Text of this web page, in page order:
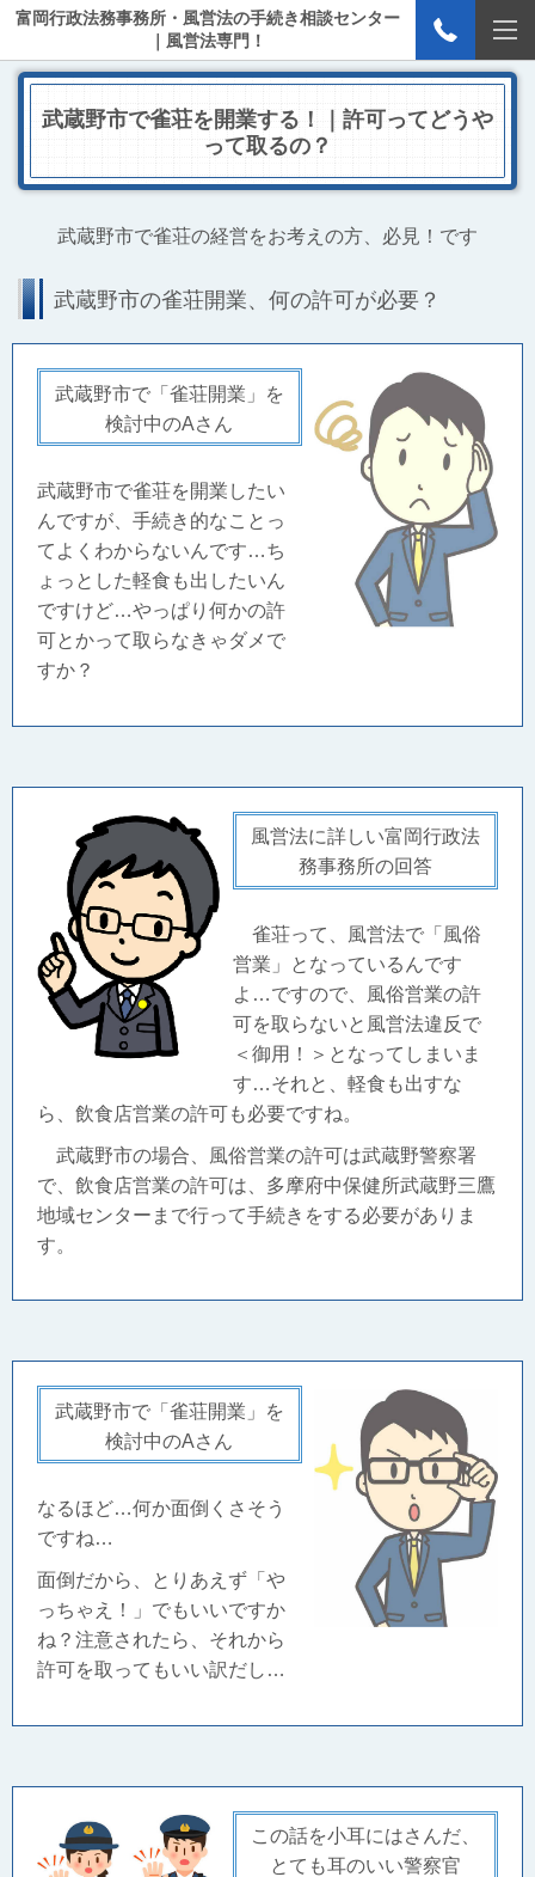
富岡行政法務事務所・風営法の手続き相談センター
｜風営法専門！
武蔵野市で雀荘を開業する！｜許可ってどうや
って取るの？
武蔵野市で雀荘の経営をお考えの方、必見！です
武蔵野市の雀荘開業、何の許可が必要？
武蔵野市で「雀荘開業」を
検討中のAさん
武蔵野市で雀荘を開業したい
んですが、手続き的なことっ
てよくわからないんです…ち
ょっとした軽食も出したいん
ですけど…やっぱり何かの許
可とかって取らなきゃダメで
すか？
風営法に詳しい富岡行政法
務事務所の回答
雀荘って、風営法で「風俗
営業」となっているんです
よ…ですので、風俗営業の許
可を取らないと風営法違反で
＜御用！＞となってしまいま
す…それと、軽食も出すな
ら、飲食店営業の許可も必要ですね。
武蔵野市の場合、風俗営業の許可は武蔵野警察署
で、飲食店営業の許可は、 多摩府中保健所武蔵野三鷹
地域センターまで行って手続きをする必要がありま
す。
武蔵野市で「雀荘開業」を
検討中のAさん
なるほど…何か面倒くさそう
ですね…
面倒だから、とりあえず「や
っちゃえ！」でもいいですか
ね？注意されたら、それから
許可を取ってもいい訳だし…
この話を小耳にはさんだ、
とても耳のいい警察官